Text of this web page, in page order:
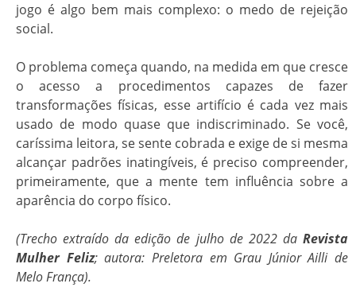
jogo é algo bem mais complexo: o medo de rejeição
social.
O problema começa quando, na medida em que cresce
o acesso a procedimentos capazes de fazer
transformações físicas, esse artifício é cada vez mais
usado de modo quase que indiscriminado. Se você,
caríssima leitora, se sente cobrada e exige de si mesma
alcançar padrões inatingíveis, é preciso compreender,
primeiramente, que a mente tem influência sobre a
aparência do corpo físico.
(Trecho extraído da edição de julho de 2022 da Revista
Mulher Feliz; autora: Preletora em Grau Júnior Ailli de
Melo França).